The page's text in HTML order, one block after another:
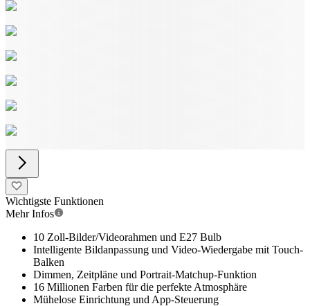
Wichtigste Funktionen
Mehr Infos
10 Zoll-Bilder/Videorahmen und E27 Bulb
Intelligente Bildanpassung und Video-Wiedergabe mit Touch-
Balken
Dimmen, Zeitpläne und Portrait-Matchup-Funktion
16 Millionen Farben für die perfekte Atmosphäre
Mühelose Einrichtung und App-Steuerung